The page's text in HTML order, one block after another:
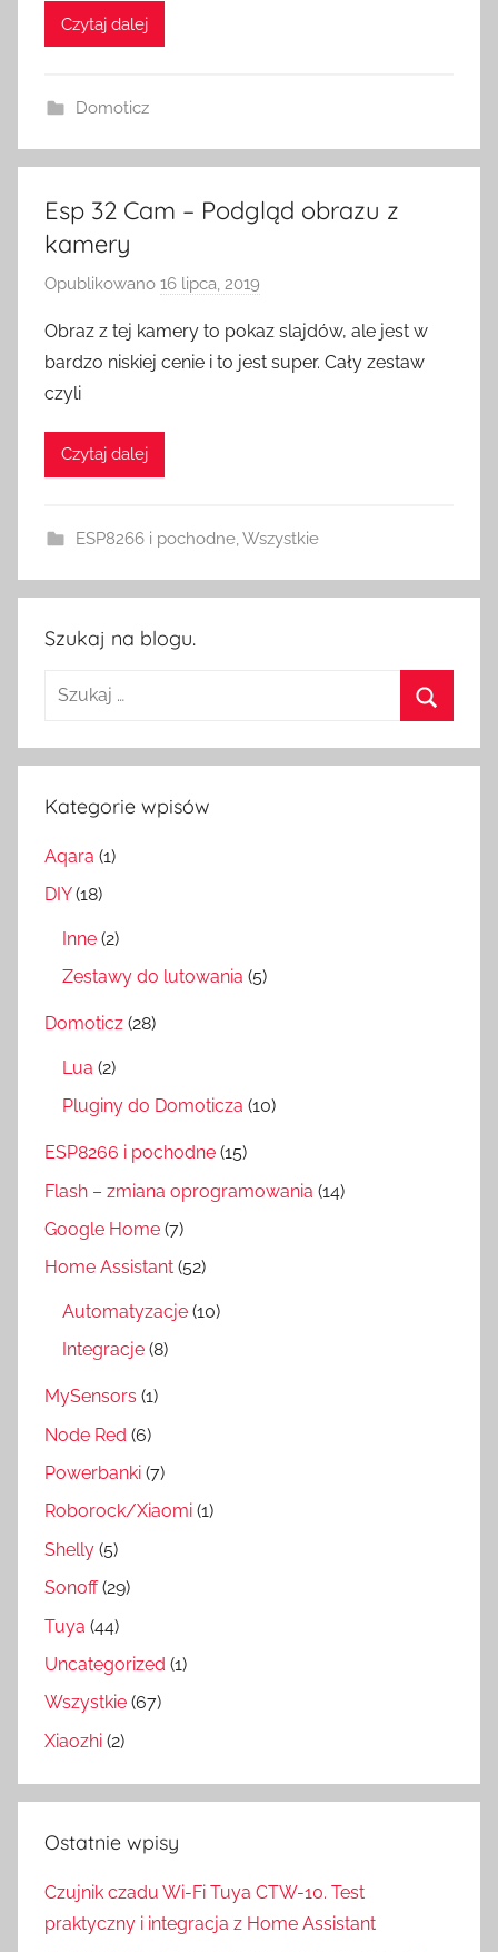
i
c
Czytaj dalej
Domoticz
Esp 32 Cam – Podgląd obrazu z
kamery
Opublikowano 16 lipca, 2019
z
e
S
i
Obraz z tej kamery to pokaz slajdów, ale jest w
bardzo niskiej cenie i to jest super. Cały zestaw
czyli
Czytaj dalej
ESP8266 i pochodne,Wszystkie
Szukaj na blogu.
Szukaj:
Kategorie wpisów
Aqara (1)
DIY(18)
Inne (2)
Zestawy do lutowania (5)
Domoticz (28)
Lua (2)
Pluginy do Domoticza (10)
ESP8266 i pochodne (15)
Flash – zmiana oprogramowania (14)
Google Home (7)
Home Assistant (52)
Automatyzacje (10)
Integracje (8)
MySensors (1)
Node Red (6)
Powerbanki (7)
Roborock/Xiaomi (1)
Shelly (5)
Sonoff(29)
Tuya (44)
Uncategorized (1)
Wszystkie (67)
Xiaozhi (2)
Ostatnie wpisy
Czujnik czadu Wi-Fi Tuya CTW-10. Test
praktyczny i integracja z Home Assistant